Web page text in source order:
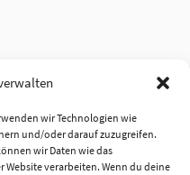
wir Technologien wie
und/oder darauf zuzugreifen.
wir Daten wie das
Website verarbeiten. Wenn du deine